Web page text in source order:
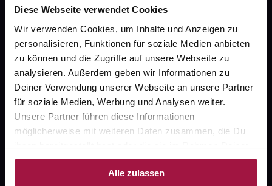
Diese Webseite verwendet Cookies
Wir verwenden Cookies, um Inhalte und Anzeigen zu
personalisieren, Funktionen für soziale Medien anbieten
zu können und die Zugriffe auf unsere Webseite zu
analysieren. Außerdem geben wir Informationen zu
Deiner Verwendung unserer Webseite an unsere Partner
für soziale Medien, Werbung und Analysen weiter.
Unsere Partner führen diese Informationen
möglicherweise mit weiteren Daten zusammen, die Du
ihnen bereitgestellt hast oder die sie im Rahmen Deiner
Nutzung der Dienste gesammelt haben.
Alle zulassen
Fragen zu Deiner Bestellung?
Kontakt
FAQ
Widerrufsformular